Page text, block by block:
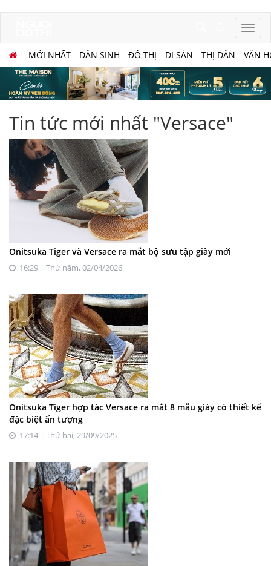
MỚI NHẤT DÂN SINH ĐÔ THỊ DI SẢN THỊ DÂN VĂN
Tin tức mới nhất "Versace"
Onitsuka Tiger và Versace ra mắt bộ sưu tập giày mới
16:29 | Thứ năm, 02/04/2026
Onitsuka Tiger hợp tác Versace ra mắt 8 mẫu giày có thiết kế
đặc biệt ấn tượng
17:14 | Thứ hai, 29/09/2025